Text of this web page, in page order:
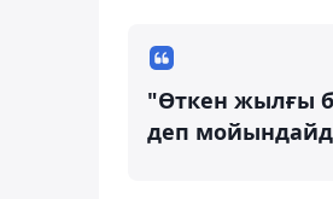
"Өткен жылғы
деп